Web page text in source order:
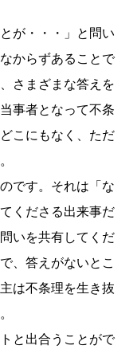
が・・・」と問い
からずあることで
さまざまな答えを
事者となって不条
こにもなく、ただ
です。それは「な
くださる出来事だ
いを共有してくだ
、答えがないとこ
は不条理を生き抜
と出合うことがで